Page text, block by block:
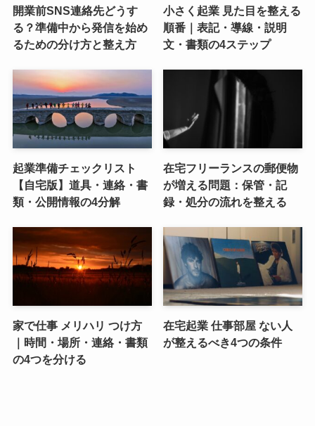
開業前SNS連絡先どうす
る？準備中から発信を始め
るための分け方と整え方
小さく起業 見た目を整える
順番｜表記・導線・説明
文・書類の4ステップ
起業準備チェックリスト
【自宅版】道具・連絡・書
類・公開情報の4分解
在宅フリーランスの郵便物
が増える問題：保管・記
録・処分の流れを整える
家で仕事 メリハリ つけ方
｜時間・場所・連絡・書類
の4つを分ける
在宅起業 仕事部屋 ない人
が整えるべき4つの条件